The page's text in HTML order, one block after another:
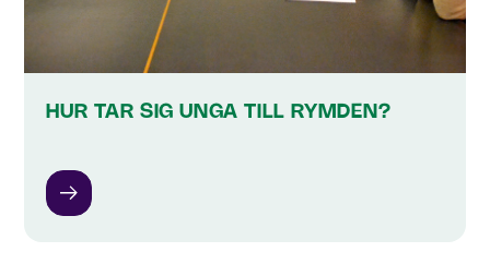
HUR TAR SIG UNGA TILL RYMDEN?